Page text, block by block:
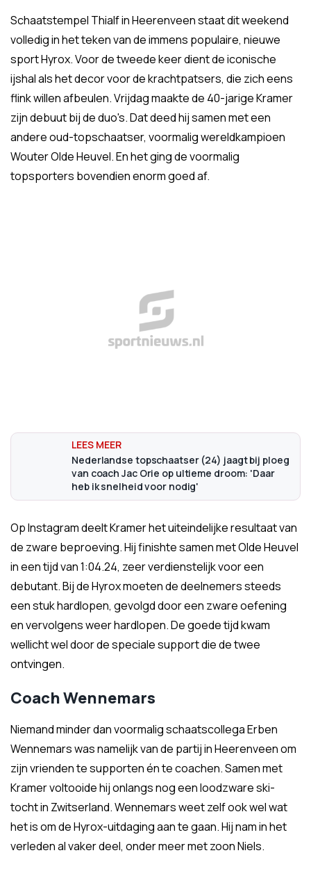
Schaatstempel Thialf in Heerenveen staat dit weekend
volledig in het teken van de immens populaire, nieuwe
sport Hyrox. Voor de tweede keer dient de iconische
ijshal als het decor voor de krachtpatsers, die zich eens
flink willen afbeulen. Vrijdag maakte de 40-jarige Kramer
zijn debuut bij de duo's. Dat deed hij samen met een
andere oud-topschaatser, voormalig wereldkampioen
Wouter Olde Heuvel. En het ging de voormalig
topsporters bovendien enorm goed af.
Nederlandse topschaatser (24) jaagt bij ploeg
van coach Jac Orie op ultieme droom: 'Daar
heb ik snelheid voor nodig'
Op Instagram deelt Kramer het uiteindelijke resultaat van
de zware beproeving. Hij finishte samen met Olde Heuvel
in een tijd van 1:04.24, zeer verdienstelijk voor een
debutant. Bij de Hyrox moeten de deelnemers steeds
een stuk hardlopen, gevolgd door een zware oefening
en vervolgens weer hardlopen. De goede tijd kwam
wellicht wel door de speciale support die de twee
ontvingen.
Coach Wennemars
Niemand minder dan voormalig schaatscollega Erben
Wennemars was namelijk van de partij in Heerenveen om
zijn vrienden te supporten én te coachen. Samen met
Kramer voltooide hij onlangs nog een loodzware ski-
tocht in Zwitserland. Wennemars weet zelf ook wel wat
het is om de Hyrox-uitdaging aan te gaan. Hij nam in het
verleden al vaker deel, onder meer met zoon Niels.